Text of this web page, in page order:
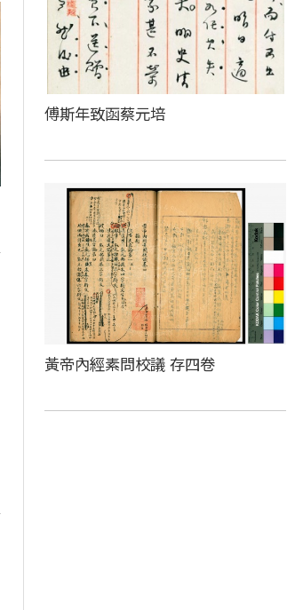
傅斯年致函蔡元培
黃帝內經素問校議 存四卷